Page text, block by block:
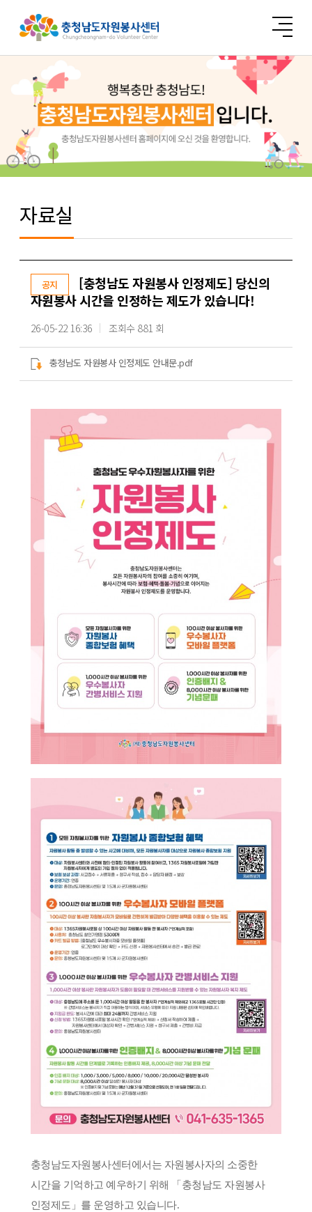
자료실
공지
[충청남도 자원봉사 인정제도] 당신의
자원봉사 시간을 인정하는 제도가 있습니다!
26-05-22 16:36 조회수 881 회
충청남도 자원봉사 인정제도 안내문.pdf
충청남도자원봉사센터에서는 자원봉사자의 소중한
시간을 기억하고 예우하기 위해 「충청남도 자원봉사
인정제도」를 운영하고 있습니다.